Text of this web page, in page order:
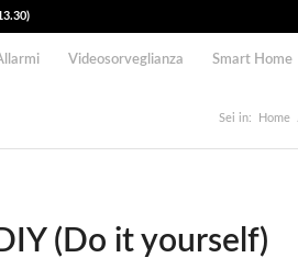
Videosorveglianza Smart Home
Sei in: Home
(Do it yourself)